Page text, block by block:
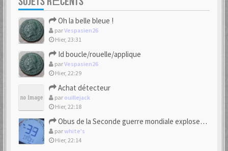
Oh la belle bleue !
parVespasien26
Hier, 23:31
Id boucle/rouelle/applique
parVespasien26
Hier, 22:29
Achat détecteur
par ouillejack
Hier, 22:18
Obus de la Seconde guerre mondiale explosent dans des champs.
parwhite's
Hier, 22:14